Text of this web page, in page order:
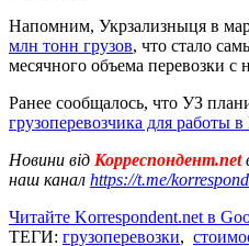
Напомним, Укрзализныця в
млн тонн грузов, что стало
месячного объема перевозки с
Ранее сообщалось, что УЗ
грузоперевозчика для работы
Новини від Корреспондент.net
наш канал https://t.me/
Читайте Korrespondent.net в
ТЕГИ: грузоперевозки,